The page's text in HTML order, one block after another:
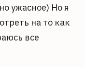
ужасное) Но я
на то как
все